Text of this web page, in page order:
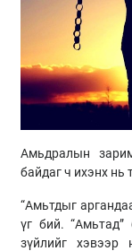
Амьдралын
байдаг ч ихэнх нь
“Амьтдыг
үг бий. “Амьтад”
зүйлийг хэвээр